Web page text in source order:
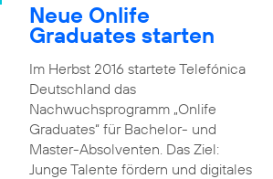
Neue Onlife
Graduates starten
Im Herbst 2016 startete Telefónica
Deutschland das
Nachwuchsprogramm „Onlife
Graduates“ für Bachelor- und
Master-Absolventen. Das Ziel:
Junge Talente fördern und digitales